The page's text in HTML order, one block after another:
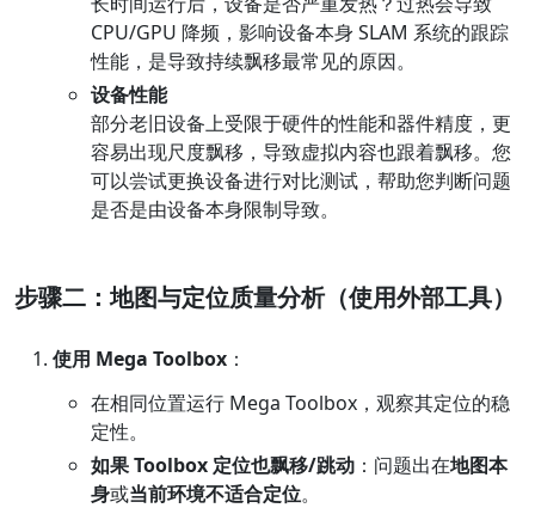
CPU/GPU 降频，影响设备本身 SLAM 系统的跟踪
性能，是导致持续飘移最常见的原因。
设备性能
部分老旧设备上受限于硬件的性能和器件精度，更
容易出现尺度飘移，导致虚拟内容也跟着飘移。您
可以尝试更换设备进行对比测试，帮助您判断问题
是否是由设备本身限制导致。
步骤二：地图与定位质量分析（使用外部工具）
使用 Mega Toolbox ：
在相同位置运行 Mega Toolbox，观察其定位的稳
定性。
如果 Toolbox 定位也飘移/跳动 ：问题出在地图本
身或当前环境不适合定位。